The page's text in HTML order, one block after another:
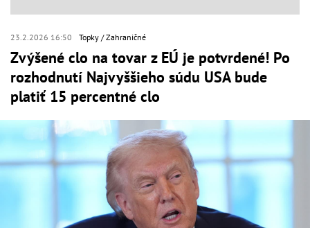
23.2.2026 16:50 Topky Zahraničné
Zvýšené clo na tovar z EÚ je potvrdené! Po
rozhodnutí Najvyššieho súdu USA bude
platiť 15 percentné clo